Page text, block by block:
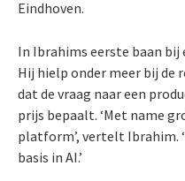
Eindhoven.
In Ibrahims eerste baan
Hij hielp onder meer bij de
dat de vraag naar een
prijs bepaalt. ‘Met name
platform’, vertelt Ibrahim.
basis in AI.’